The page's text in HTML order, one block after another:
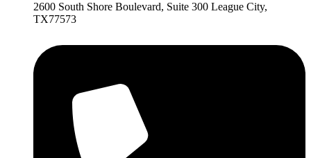
2600 South Shore Boulevard, Suite 300 League City,
TX77573